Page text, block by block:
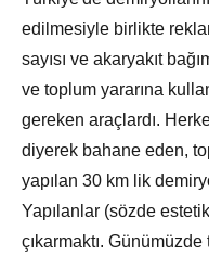
edilmesiyle birlikte
sayısı ve akaryakıt
ve toplum yararına
gereken araçlardı.
diyerek bahane eden,
yapılan 30 km lik
Yapılanlar (sözde
çıkarmaktı.